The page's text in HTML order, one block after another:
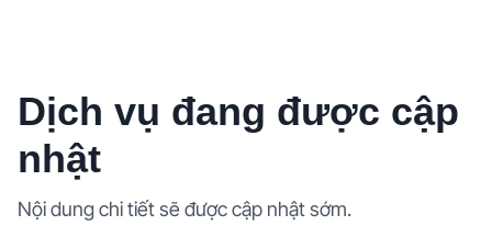
Dịch vụ đang được cập
nhật
Nội dung chi tiết sẽ được cập nhật sớm.